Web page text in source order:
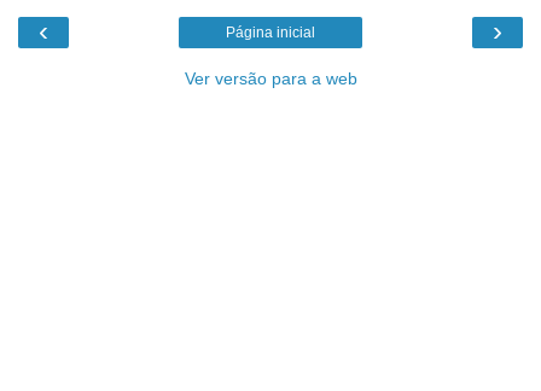
‹ ›
Página inicial
Ver versão para a web